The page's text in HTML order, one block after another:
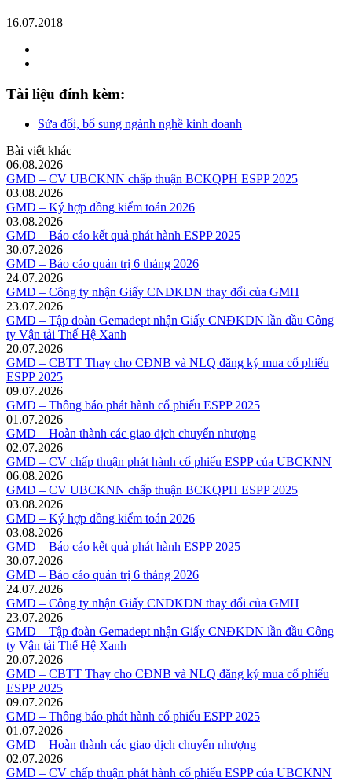
16.07.2018
Tài liệu đính kèm:
Sửa đổi, bổ sung ngành nghề kinh doanh
Bài viết khác
06.08.2026
GMD – CV UBCKNN chấp thuận BCKQPH ESPP 2025
03.08.2026
GMD – Ký hợp đồng kiểm toán 2026
03.08.2026
GMD – Báo cáo kết quả phát hành ESPP 2025
30.07.2026
GMD – Báo cáo quản trị 6 tháng 2026
24.07.2026
GMD – Công ty nhận Giấy CNĐKDN thay đổi của GMH
23.07.2026
GMD – Tập đoàn Gemadept nhận Giấy CNĐKDN lần đầu Công
ty Vận tải Thế Hệ Xanh
20.07.2026
GMD – CBTT Thay cho CĐNB và NLQ đăng ký mua cổ phiếu
ESPP 2025
09.07.2026
GMD – Thông báo phát hành cổ phiếu ESPP 2025
01.07.2026
GMD – Hoàn thành các giao dịch chuyển nhượng
02.07.2026
GMD – CV chấp thuận phát hành cổ phiếu ESPP của UBCKNN
06.08.2026
GMD – CV UBCKNN chấp thuận BCKQPH ESPP 2025
03.08.2026
GMD – Ký hợp đồng kiểm toán 2026
03.08.2026
GMD – Báo cáo kết quả phát hành ESPP 2025
30.07.2026
GMD – Báo cáo quản trị 6 tháng 2026
24.07.2026
GMD – Công ty nhận Giấy CNĐKDN thay đổi của GMH
23.07.2026
GMD – Tập đoàn Gemadept nhận Giấy CNĐKDN lần đầu Công
ty Vận tải Thế Hệ Xanh
20.07.2026
GMD – CBTT Thay cho CĐNB và NLQ đăng ký mua cổ phiếu
ESPP 2025
09.07.2026
GMD – Thông báo phát hành cổ phiếu ESPP 2025
01.07.2026
GMD – Hoàn thành các giao dịch chuyển nhượng
02.07.2026
GMD – CV chấp thuận phát hành cổ phiếu ESPP của UBCKNN